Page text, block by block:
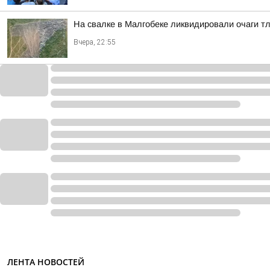
На свалке в Малгобеке ликвидировали очаги
Вчера, 22:55
ЛЕНТА НОВОСТЕЙ